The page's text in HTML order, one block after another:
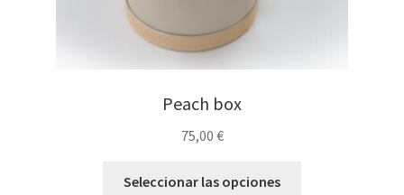
Peach box
75,00 €
Seleccionar las opciones